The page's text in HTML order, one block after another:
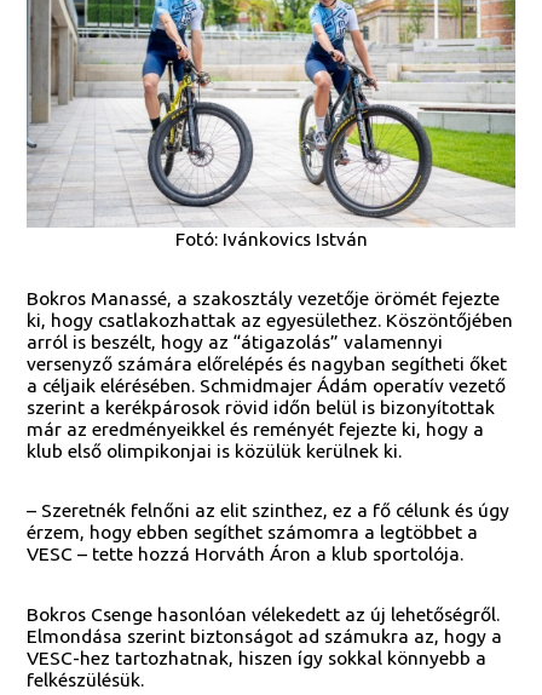
Fotó: Ivánkovics István
Bokros Manassé, a szakosztály vezetője örömét fejezte
ki, hogy csatlakozhattak az egyesülethez. Köszöntőjében
arról is beszélt, hogy az “átigazolás” valamennyi
versenyző számára előrelépés és nagyban segítheti őket
a céljaik elérésében. Schmidmajer Ádám operatív vezető
szerint a kerékpárosok rövid időn belül is bizonyítottak
már az eredményeikkel és reményét fejezte ki, hogy a
klub első olimpikonjai is közülük kerülnek ki.
– Szeretnék felnőni az elit szinthez, ez a fő célunk és úgy
érzem, hogy ebben segíthet számomra a legtöbbet a
VESC – tette hozzá Horváth Áron a klub sportolója.
Bokros Csenge hasonlóan vélekedett az új lehetőségről.
Elmondása szerint biztonságot ad számukra az, hogy a
VESC-hez tartozhatnak, hiszen így sokkal könnyebb a
felkészülésük.